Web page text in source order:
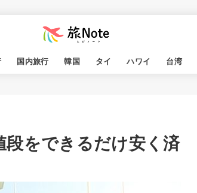
国内旅行 韓国 タイ ハワイ 台湾
段をできるだけ安く済